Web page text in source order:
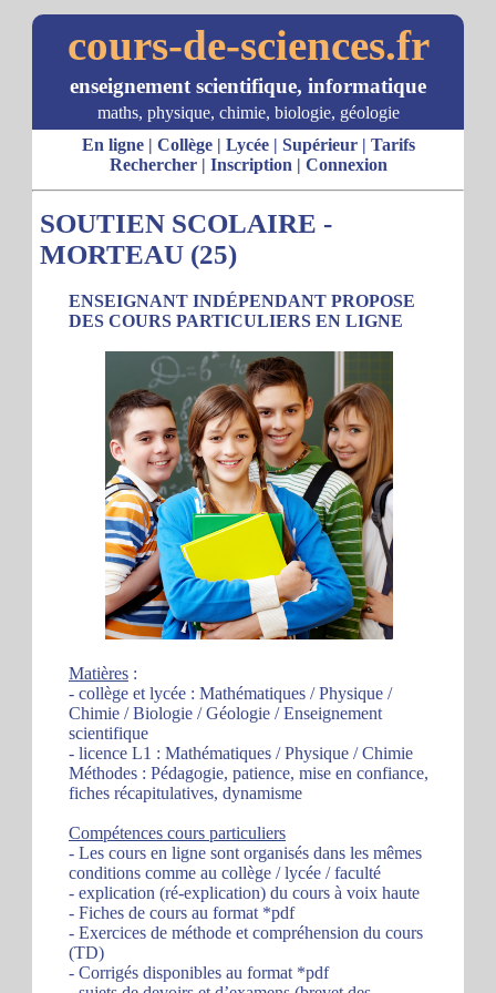
cours-de-sciences.fr
enseignement scientifique, informatique
maths, physique, chimie, biologie, géologie
En ligne| Collège| Lycée| Supérieur| Tarifs
Rechercher| Inscription | Connexion
SOUTIEN SCOLAIRE -
MORTEAU (25)
ENSEIGNANT INDÉPENDANT PROPOSE
DES COURS PARTICULIERS EN LIGNE
Matières :
- collège et lycée : Mathématiques / Physique /
Chimie / Biologie / Géologie / Enseignement
scientifique
- licence L1 : Mathématiques / Physique / Chimie
Méthodes : Pédagogie, patience, mise en confiance,
fiches récapitulatives, dynamisme
Compétences cours particuliers
- Les cours en ligne sont organisés dans les mêmes
conditions comme au collège / lycée / faculté
- explication (ré-explication) du cours à voix haute
- Fiches de cours au format *pdf
- Exercices de méthode et compréhension du cours
(TD)
- Corrigés disponibles au format *pdf